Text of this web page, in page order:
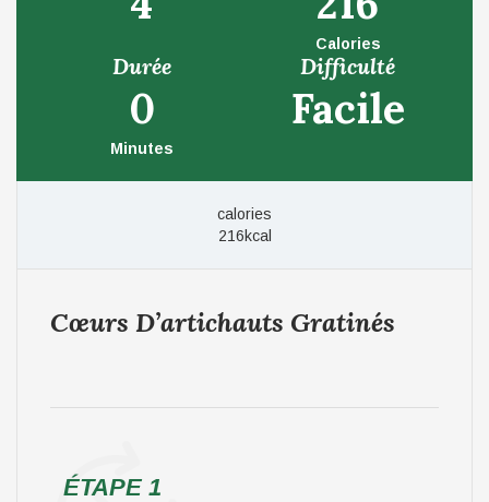
Calories
Durée
0
Minutes
Difficulté
Facile
calories
216kcal
Cœurs D’artichauts Gratinés
ÉTAPE 1